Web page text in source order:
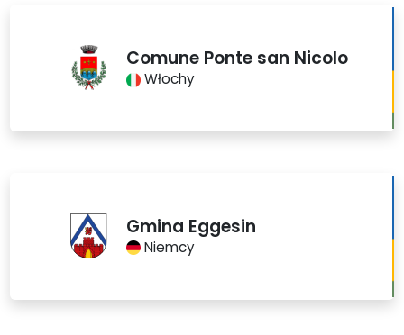
Comune Ponte san Nicolo
Włochy
Gmina Eggesin
Niemcy